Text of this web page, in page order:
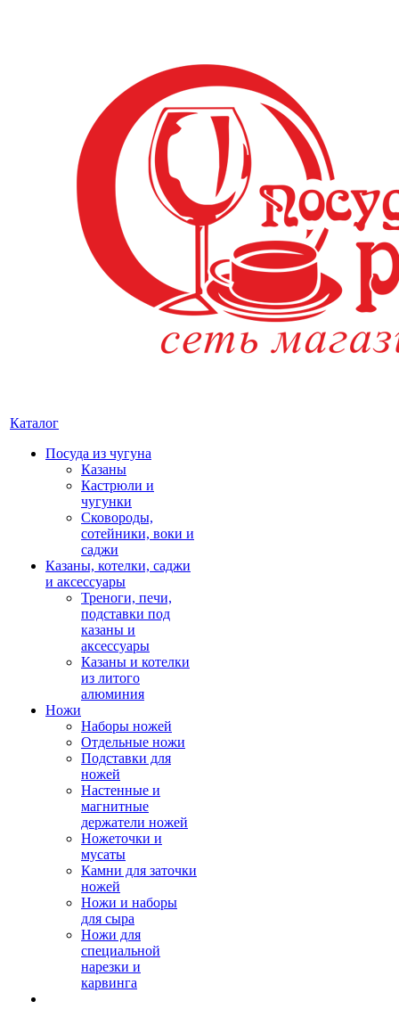
Каталог
Посуда из чугуна
Казаны
Кастрюли и
чугунки
Сковороды,
сотейники, воки и
саджи
Казаны, котелки, саджи
и аксессуары
Треноги, печи,
подставки под
казаны и
аксессуары
Казаны и котелки
из литого
алюминия
Ножи
Наборы ножей
Отдельные ножи
Подставки для
ножей
Настенные и
магнитные
держатели ножей
Ножеточки и
мусаты
Камни для заточки
ножей
Ножи и наборы
для сыра
Ножи для
специальной
нарезки и
карвинга